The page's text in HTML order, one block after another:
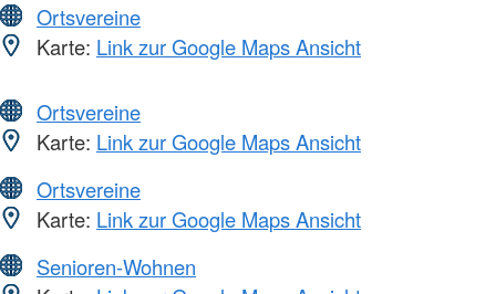
Ortsvereine
Karte: Link zur Google Maps Ansicht
Ortsvereine
Karte: Link zur Google Maps Ansicht
Ortsvereine
Karte: Link zur Google Maps Ansicht
Senioren-Wohnen